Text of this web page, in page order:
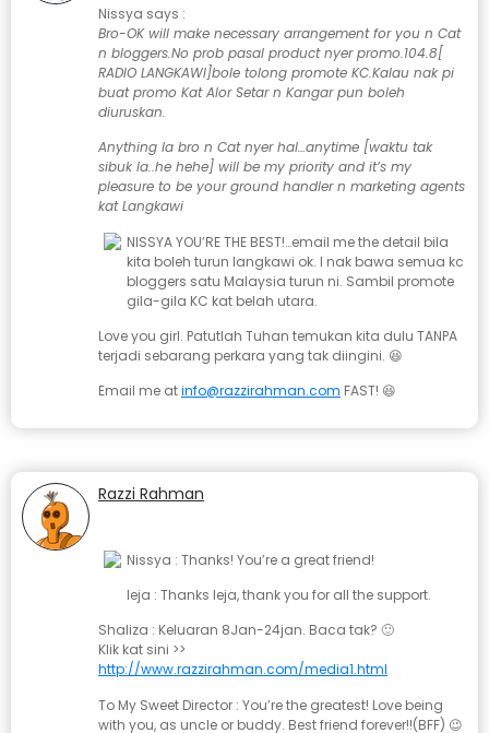
Nissya says :
Bro-OK will make necessary arrangement for you n Cat
n bloggers.No prob pasal product nyer promo.104.8[
RADIO LANGKAWI]bole tolong promote KC.Kalau nak pi
buat promo Kat Alor Setar n Kangar pun boleh
diuruskan.
Anything la bro n Cat nyer hal…anytime [waktu tak
sibuk la..he hehe] will be my priority and it’s my
pleasure to be your ground handler n marketing agents
kat Langkawi
NISSYA YOU’RE THE BEST!…email me the detail bila
kita boleh turun langkawi ok. I nak bawa semua kc
bloggers satu Malaysia turun ni. Sambil promote
gila-gila KC kat belah utara.
Love you girl. Patutlah Tuhan temukan kita dulu TANPA
terjadi sebarang perkara yang tak diingini. 😆
Email me atinfo@razzirahman.com FAST! 😆
Razzi Rahman
Nissya : Thanks! You’re a great friend!
Ieja : Thanks Ieja, thank you for all the support.
Shaliza : Keluaran 8Jan-24jan. Baca tak? 🙂
Klik kat sini >>
http://www.razzirahman.com/media1.html
To My Sweet Director : You’re the greatest! Love being
with you, as uncle or buddy. Best friend forever!!(BFF) 😉